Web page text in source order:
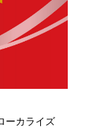
ーカライズ